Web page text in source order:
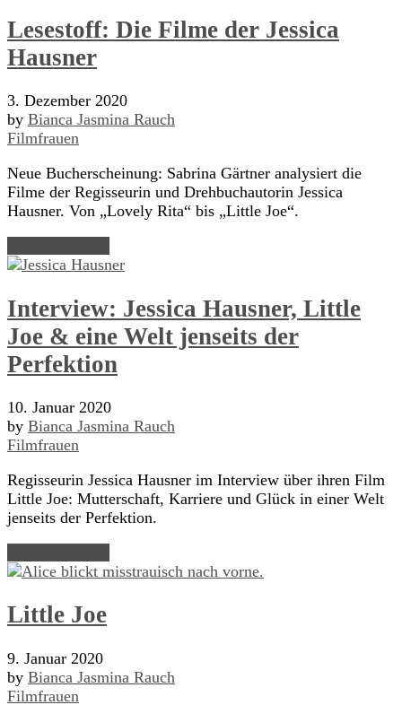
Lesestoff: Die Filme der Jessica
Hausner
3. Dezember 2020
by Bianca Jasmina Rauch
Filmfrauen
Neue Bucherscheinung: Sabrina Gärtner analysiert die
Filme der Regisseurin und Drehbuchautorin Jessica
Hausner. Von „Lovely Rita“ bis „Little Joe“.
Interview: Jessica Hausner, Little
Joe & eine Welt jenseits der
Perfektion
10. Januar 2020
by Bianca Jasmina Rauch
Filmfrauen
Regisseurin Jessica Hausner im Interview über ihren Film
Little Joe: Mutterschaft, Karriere und Glück in einer Welt
jenseits der Perfektion.
Little Joe
9. Januar 2020
by Bianca Jasmina Rauch
Filmfrauen